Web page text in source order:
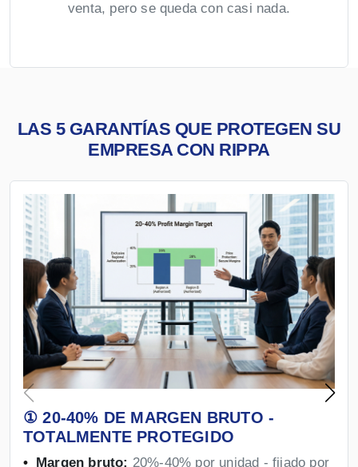
venta, pero se queda con casi nada.
LAS 5 GARANTÍAS QUE PROTEGEN SU
EMPRESA CON RIPPA
① 20-40% DE MARGEN BRUTO -
TOTALMENTE PROTEGIDO
Margen bruto: 20%-40% por unidad - fijado por